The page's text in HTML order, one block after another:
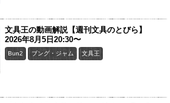
文具王の動画解説【週刊文具のとびら】
2026年8月5日20:30〜
Bun2 ブング・ジャム 文具王